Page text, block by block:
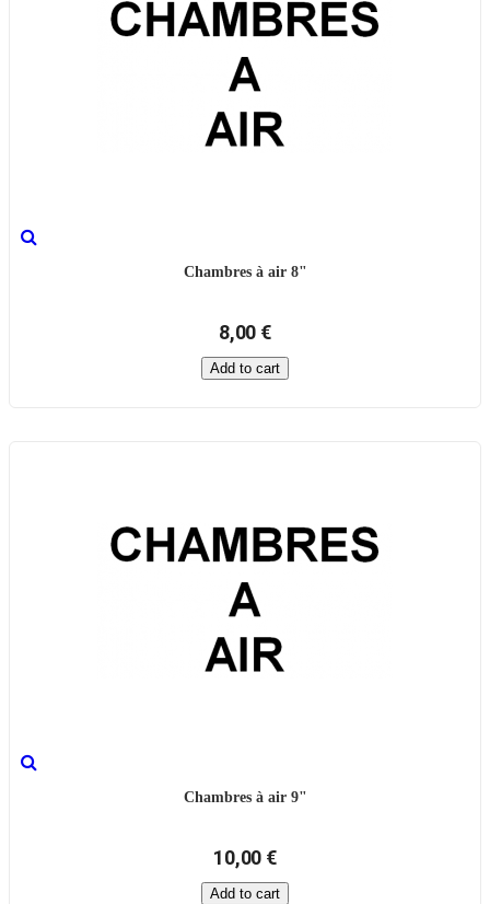
Chambres à air 8"
8,00 €
Add to cart
Chambres à air 9"
10,00 €
Add to cart